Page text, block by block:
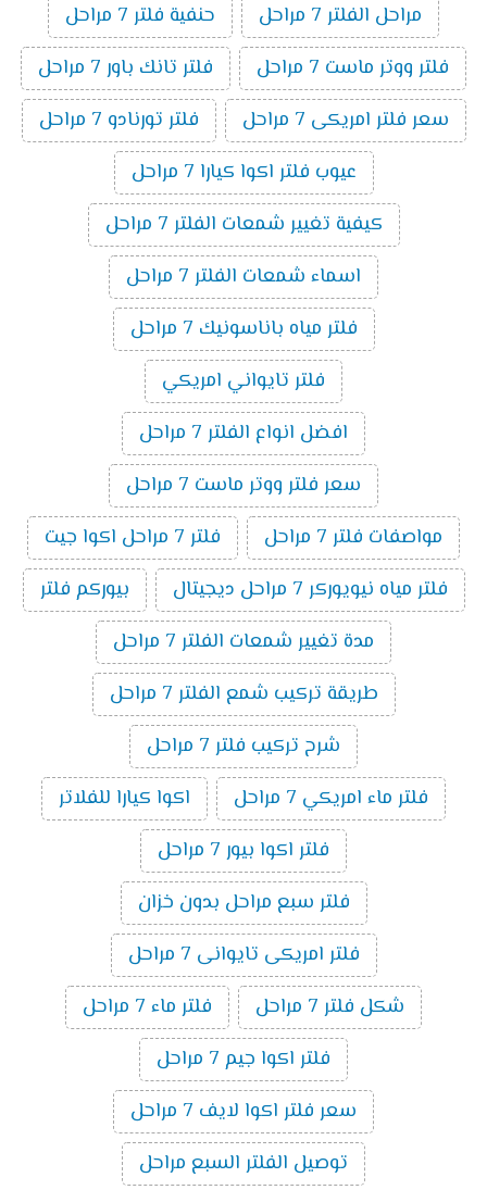
مراحل الفلتر 7 مراحل
حنفية فلتر 7 مراحل
فلتر ووتر ماست 7 مراحل
فلتر تانك باور 7 مراحل
سعر فلتر امريكى 7 مراحل
فلتر تورنادو 7 مراحل
عيوب فلتر اكوا كيارا 7 مراحل
كيفية تغيير شمعات الفلتر 7 مراحل
اسماء شمعات الفلتر 7 مراحل
فلتر مياه باناسونيك 7 مراحل
فلتر تايواني امريكي
افضل انواع الفلتر 7 مراحل
سعر فلتر ووتر ماست 7 مراحل
مواصفات فلتر 7 مراحل
فلتر 7 مراحل اكوا جيت
فلتر مياه نيويوركر 7 مراحل ديجيتال
بيوركم فلتر
مدة تغيير شمعات الفلتر 7 مراحل
طريقة تركيب شمع الفلتر 7 مراحل
شرح تركيب فلتر 7 مراحل
فلتر ماء امريكي 7 مراحل
اكوا كيارا للفلاتر
فلتر اكوا بيور 7 مراحل
فلتر سبع مراحل بدون خزان
فلتر امريكى تايوانى 7 مراحل
شكل فلتر 7 مراحل
فلتر ماء 7 مراحل
فلتر اكوا جيم 7 مراحل
سعر فلتر اكوا لايف 7 مراحل
توصيل الفلتر السبع مراحل